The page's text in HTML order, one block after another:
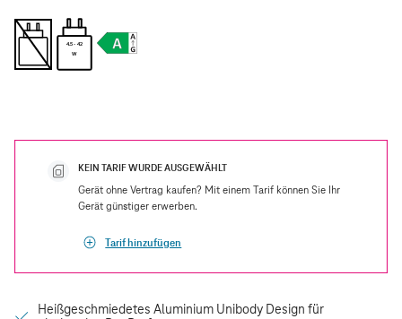
4.5 - 42
W
KEIN TARIF WURDE AUSGEWÄHLT
Gerät ohne Vertrag kaufen? Mit einem Tarif können Sie Ihr
Gerät günstiger erwerben.
Tarif hinzufügen